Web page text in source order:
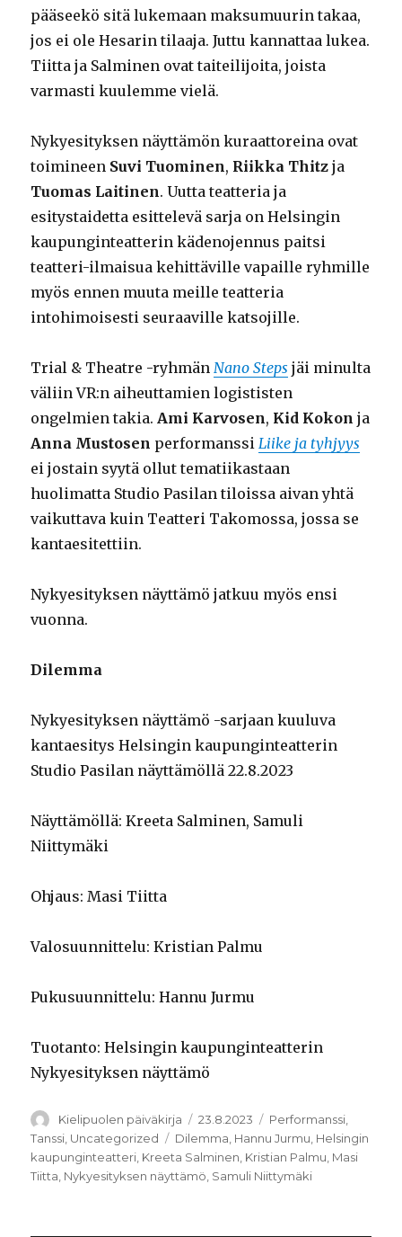
pääseekö sitä lukemaan maksumuurin takaa,
jos ei ole Hesarin tilaaja. Juttu kannattaa lukea.
Tiitta ja Salminen ovat taiteilijoita, joista
varmasti kuulemme vielä.
Nykyesityksen näyttämön kuraattoreina ovat
toimineen Suvi Tuominen, Riikka Thitz ja
Tuomas Laitinen. Uutta teatteria ja
esitystaidetta esittelevä sarja on Helsingin
kaupunginteatterin kädenojennus paitsi
teatteri-ilmaisua kehittäville vapaille ryhmille
myös ennen muuta meille teatteria
intohimoisesti seuraaville katsojille.
Trial & Theatre -ryhmän Nano Steps jäi minulta
väliin VR:n aiheuttamien logististen
ongelmien takia. Ami Karvosen, Kid Kokon ja
Anna Mustosen performanssi Liike ja tyhjyys
ei jostain syytä ollut tematiikastaan
huolimatta Studio Pasilan tiloissa aivan yhtä
vaikuttava kuin Teatteri Takomossa, jossa se
kantaesitettiin.
Nykyesityksen näyttämö jatkuu myös ensi
vuonna.
Dilemma
Nykyesityksen näyttämö -sarjaan kuuluva
kantaesitys Helsingin kaupunginteatterin
Studio Pasilan näyttämöllä 22.8.2023
Näyttämöllä: Kreeta Salminen, Samuli
Niittymäki
Ohjaus: Masi Tiitta
Valosuunnittelu: Kristian Palmu
Pukusuunnittelu: Hannu Jurmu
Tuotanto: Helsingin kaupunginteatterin
Nykyesityksen näyttämö
Kirjoittaja
Kielipuolen päiväkirja Julkaistu
23.8.2023 Kategoriat
Performanssi
Tanssi Uncategorized Avainsanat
Dilemma Hannu Jurmu Helsingin
kaupunginteatteri Kreeta Salminen Kristian Palmu Masi
Tiitta Nykyesityksen näyttämö Samuli Niittymäki